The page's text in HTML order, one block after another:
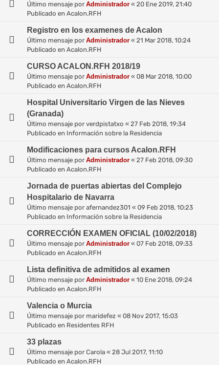
Último mensaje por Administrador « 20 Ene 2019, 21:40
Publicado en Acalon.RFH
Registro en los examenes de Acalon
Último mensaje por Administrador « 21 Mar 2018, 10:24
Publicado en Acalon.RFH
CURSO ACALON.RFH 2018/19
Último mensaje por Administrador « 08 Mar 2018, 10:00
Publicado en Acalon.RFH
Hospital Universitario Virgen de las Nieves
(Granada)
Último mensaje por verdpistatxo « 27 Feb 2018, 19:34
Publicado en Información sobre la Residencia
Modificaciones para cursos Acalon.RFH
Último mensaje por Administrador « 27 Feb 2018, 09:30
Publicado en Acalon.RFH
Jornada de puertas abiertas del Complejo
Hospitalario de Navarra
Último mensaje por afernandez301 « 09 Feb 2018, 10:23
Publicado en Información sobre la Residencia
CORRECCIÓN EXAMEN OFICIAL (10/02/2018)
Último mensaje por Administrador « 07 Feb 2018, 09:33
Publicado en Acalon.RFH
Lista definitiva de admitidos al examen
Último mensaje por Administrador « 10 Ene 2018, 09:24
Publicado en Acalon.RFH
Valencia o Murcia
Último mensaje por maridefez « 08 Nov 2017, 15:03
Publicado en Residentes RFH
33 plazas
Último mensaje por Carola « 28 Jul 2017, 11:10
Publicado en Acalon.RFH